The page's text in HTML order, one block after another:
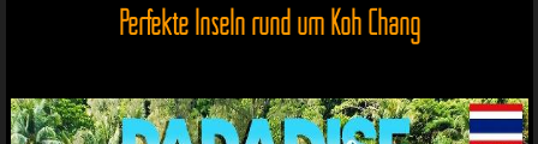
Perfekte Inseln rund um Koh Chang